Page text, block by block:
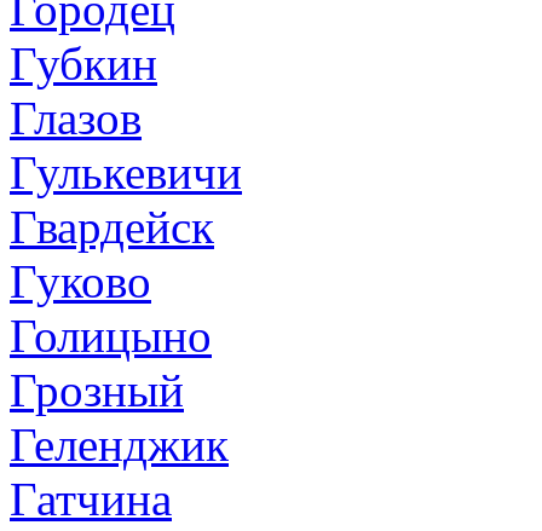
Губкин
Глазов
Гулькевичи
Гвардейск
Гуково
Голицыно
Грозный
Геленджик
Гатчина